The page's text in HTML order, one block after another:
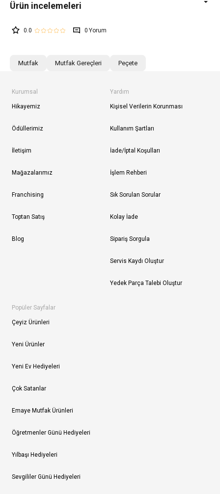
0.0 0
Mutfak Mutfak Gereçleri Peçete
Kurumsal
Hikayemiz
Ödüllerimiz
İletişim
Mağazalarımız
Franchising
Toptan Satış
Blog
Yardım
Kişisel Verilerin Korunması
Kullanım Şartları
İade/İptal Koşulları
İşlem Rehberi
Sık Sorulan Sorular
Kolay İade
Sipariş Sorgula
Servis Kaydı Oluştur
Yedek Parça Talebi Oluştur
Popüler Sayfalar
Çeyiz Ürünleri
Yeni Ürünler
Yeni Ev Hediyeleri
Çok Satanlar
Emaye Mutfak Ürünleri
Öğretmenler Günü Hediyeleri
Yılbaşı Hediyeleri
Sevgililer Günü Hediyeleri